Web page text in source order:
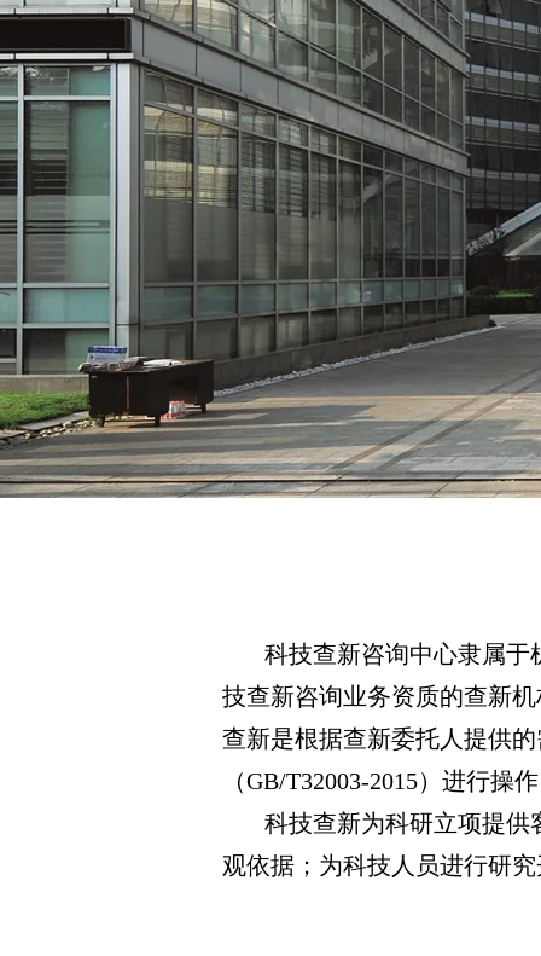
科技查新咨询中心隶属于
技查新咨询业务资质的查新
查新是根据查新委托人提供
（GB/T32003-2015）进行操
科技查新为科研立项提供
观依据；为科技人员进行研